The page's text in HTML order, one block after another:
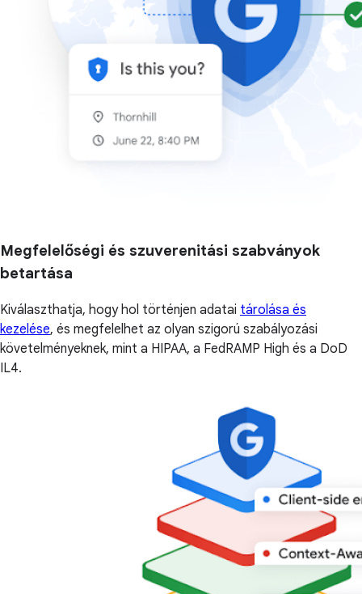
Megfelelőségi és szuverenitási szabványok
betartása
Kiválaszthatja, hogy hol történjen adatai tárolása és
kezelése, és megfelelhet az olyan szigorú szabályozási
követelményeknek, mint a HIPAA, a FedRAMP High és a DoD
IL4.